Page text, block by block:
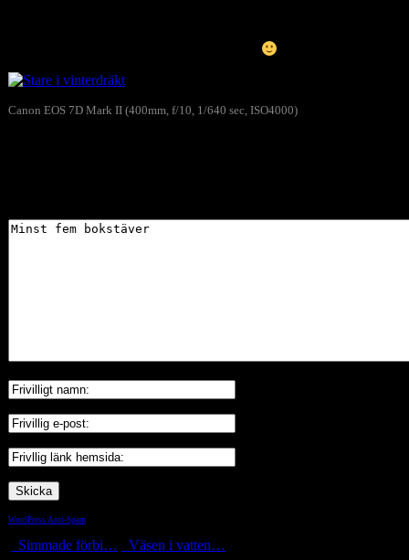
Canon EOS 7D Mark II (400mm, f/10, 1/640 sec, ISO4000)
WordPress Anti-Spam
Simmade förbi…
Väsen i vatten…